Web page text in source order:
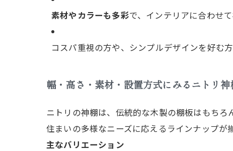
素材やカラーも多彩で、インテリアに合わせ
コスパ重視の方や、シンプルデザインを好む
幅・高さ・素材・設置方式にみるニトリ
ニトリの神棚は、伝統的な木製の棚板はもち
住まいの多様なニーズに応えるラインナップが
主なバリエーション